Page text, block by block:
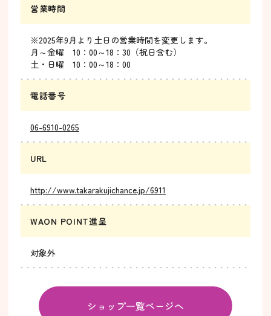
営業時間
※2025年9月より土日の営業時間を変更します。
月～金曜 10：00～18：30（祝日含む）
土・日曜 10：00～18：00
電話番号
06-6910-0265
URL
http://www.takarakujichance.jp/6911
WAON POINT進呈
対象外
ショップ一覧ページへ